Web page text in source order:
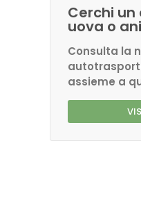
Cerchi
uova o
Consulta la
assieme a